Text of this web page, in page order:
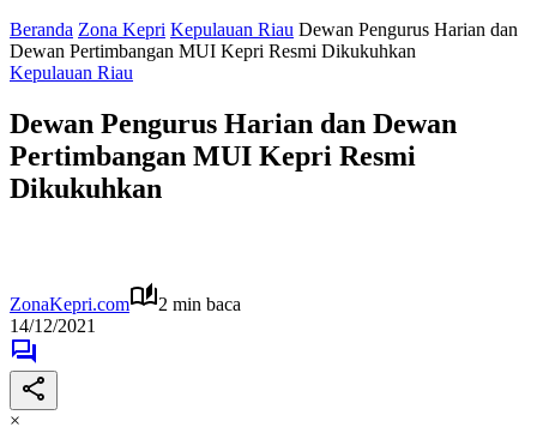
Beranda Zona Kepri Kepulauan Riau Dewan Pengurus Harian dan
Dewan Pertimbangan MUI Kepri Resmi Dikukuhkan
Kepulauan Riau
Dewan Pengurus Harian dan Dewan
Pertimbangan MUI Kepri Resmi
Dikukuhkan
ZonaKepri.com
2 min baca
14/12/2021
×